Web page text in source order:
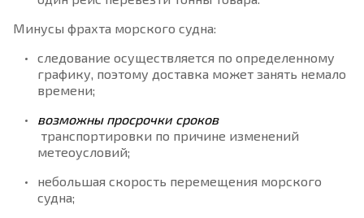
Минусы фрахта морского судна:
следование осуществляется по определенному
графику, поэтому доставка может занять немало
времени;
возможны просрочки сроков
транспортировки по причине изменений
метеоусловий;
небольшая скорость перемещения морского
судна;